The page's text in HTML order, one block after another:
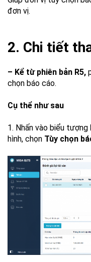
đơn vị.
2. Chi tiết
– Kể từ phiên bản R5,
chọn báo cáo.
Cụ thể như sau
1. Nhấn vào biểu tượng
hình, chọn Tùy chọn